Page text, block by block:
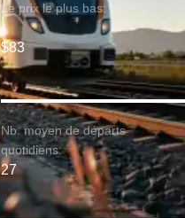
Le prix le plus bas:
$83
Nb. moyen de départs
quotidiens:
27